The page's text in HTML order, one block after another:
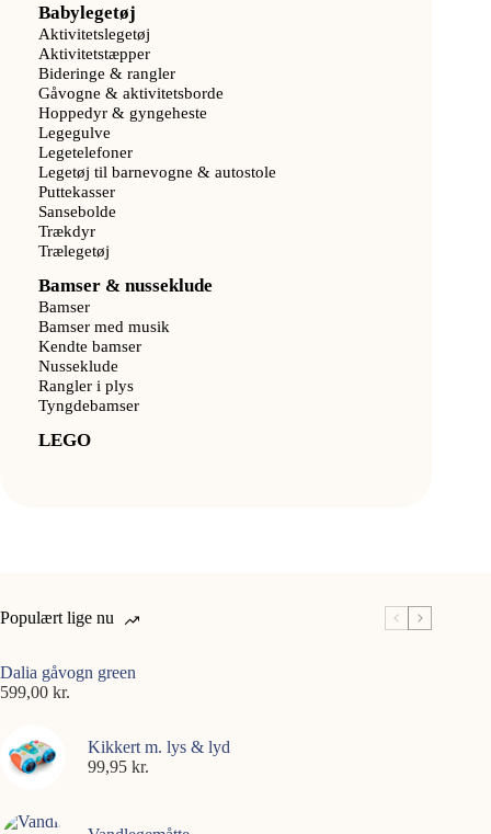
Babylegetøj
Aktivitetslegetøj
Aktivitetstæpper
Bideringe & rangler
Gåvogne & aktivitetsborde
Hoppedyr & gyngeheste
Legegulve
Legetelefoner
Legetøj til barnevogne & autostole
Puttekasser
Sansebolde
Trækdyr
Trælegetøj
Bamser & nusseklude
Bamser
Bamser med musik
Kendte bamser
Nusseklude
Rangler i plys
Tyngdebamser
LEGO
Populært lige nu
Dalia gåvogn green
599,00 kr.
Kikkert m. lys & lyd
99,95 kr.